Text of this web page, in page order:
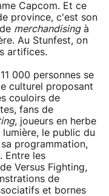
Capcom. Et ce
province, c'est son
merchandisingà
Au Stunfest, on
artifices.
000 personnes se
culturel proposant
couloirs de
fans de
, joueurs en herbe
le public du
programmation,
Entre les
Versus Fighting,
de
et bornes